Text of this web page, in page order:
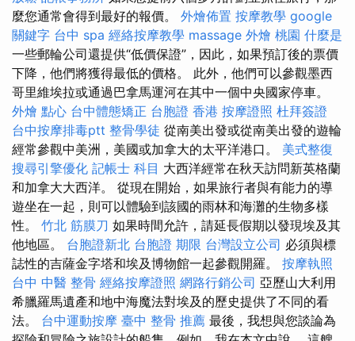
麼您通常會得到最好的報價。 外燴佈置 按摩教學 google
關鍵字 台中 spa 經絡按摩教學 massage 外燴 桃園 什麼是
一些郵輪公司還提供“低價保證”，因此，如果預訂後的票價
下降，他們將獲得最低的價格。 此外，他們可以參觀墨西
哥里維埃拉或通過巴拿馬運河在其中一個中央國家停車。
外燴 點心 台中體態矯正 台胞證 香港 按摩證照 杜拜簽證
台中按摩排毒ptt 整骨學徒 從南美出發或從南美出發的遊輪
經常參觀中美洲，美國或加拿大的太平洋港口。 美式整復
搜尋引擎優化 記帳士 科目 大西洋經常在秋天訪問新英格蘭
和加拿大大西洋。 從現在開始，如果旅行者與有能力的導
遊坐在一起，則可以體驗到該國的雨林和海灘的生物多樣
性。 竹北 筋膜刀 如果時間允許，請延長假期以發現埃及其
他地區。 台胞證新北 台胞證 期限 台灣設立公司 必須與標
誌性的吉薩金字塔和埃及博物館一起參觀開羅。 按摩執照
台中 中醫 整骨 經絡按摩證照 網路行銷公司 亞歷山大利用
希臘羅馬遺產和地中海魔法對埃及的歷史提供了不同的看
法。 台中運動按摩 臺中 整骨 推薦 最後，我想與您談論為